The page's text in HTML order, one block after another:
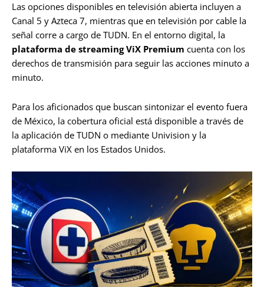
Las opciones disponibles en televisión abierta incluyen a
Canal 5 y Azteca 7, mientras que en televisión por cable la
señal corre a cargo de TUDN. En el entorno digital, la
plataforma de streaming ViX Premium cuenta con los
derechos de transmisión para seguir las acciones minuto a
minuto.
Para los aficionados que buscan sintonizar el evento fuera
de México, la cobertura oficial está disponible a través de
la aplicación de TUDN o mediante Univision y la
plataforma ViX en los Estados Unidos.